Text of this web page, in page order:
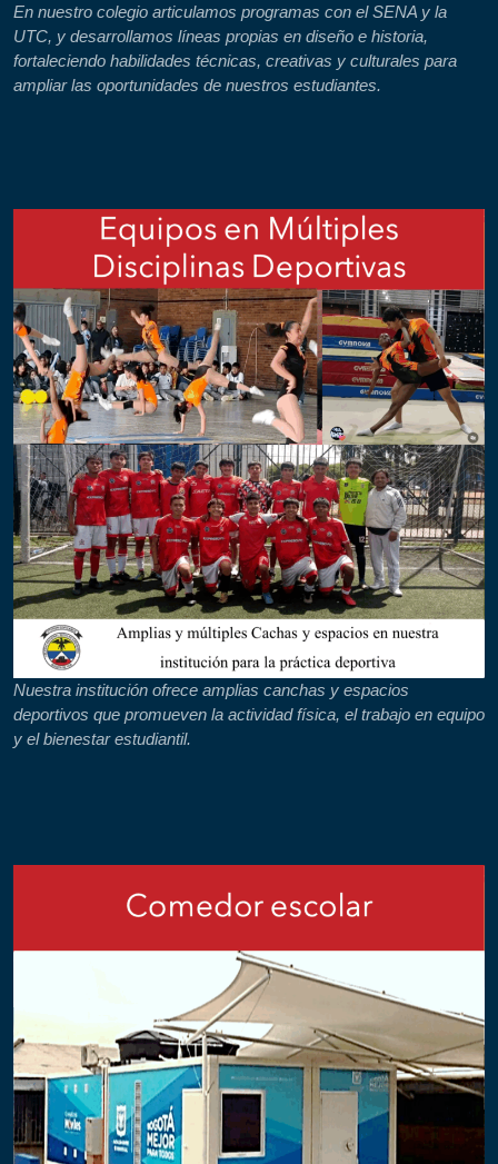
En nuestro colegio articulamos programas con el SENA y la
UTC, y desarrollamos líneas propias en diseño e historia,
fortaleciendo habilidades técnicas, creativas y culturales para
ampliar las oportunidades de nuestros estudiantes.
Nuestra institución ofrece amplias canchas y espacios
deportivos que promueven la actividad física, el trabajo en equipo
y el bienestar estudiantil.